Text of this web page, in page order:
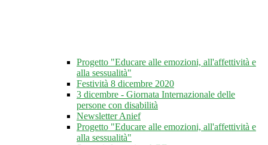
Progetto "Educare alle emozioni, all'affettività e
alla sessualità"
Festività 8 dicembre 2020
3 dicembre - Giornata Internazionale delle
persone con disabilità
Newsletter Anief
Progetto "Educare alle emozioni, all'affettività e
alla sessualità"